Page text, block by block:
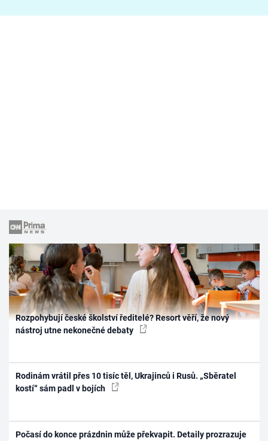
Rozpohybují české školství ředitelé? Resort věří, že nový
nástroj utne nekonečné debaty
Rodinám vrátil přes 10 tisíc těl, Ukrajinců i Rusů. „Sběratel
kostí“ sám padl v bojích
Počasí do konce prázdnin může překvapit. Detaily prozrazuje